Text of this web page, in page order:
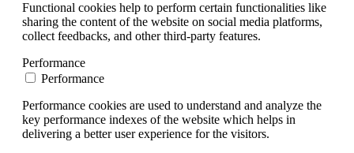
Functional cookies help to perform certain functionalities like
sharing the content of the website on social media platforms,
collect feedbacks, and other third-party features.
Performance
Performance
Performance cookies are used to understand and analyze the
key performance indexes of the website which helps in
delivering a better user experience for the visitors.